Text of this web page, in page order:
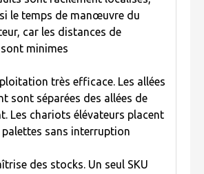
le temps de manœuvre du
car les distances de
minimes
très efficace. Les allées
sont séparées des allées de
Les chariots élévateurs placent
sans interruption
des stocks. Un seul SKU